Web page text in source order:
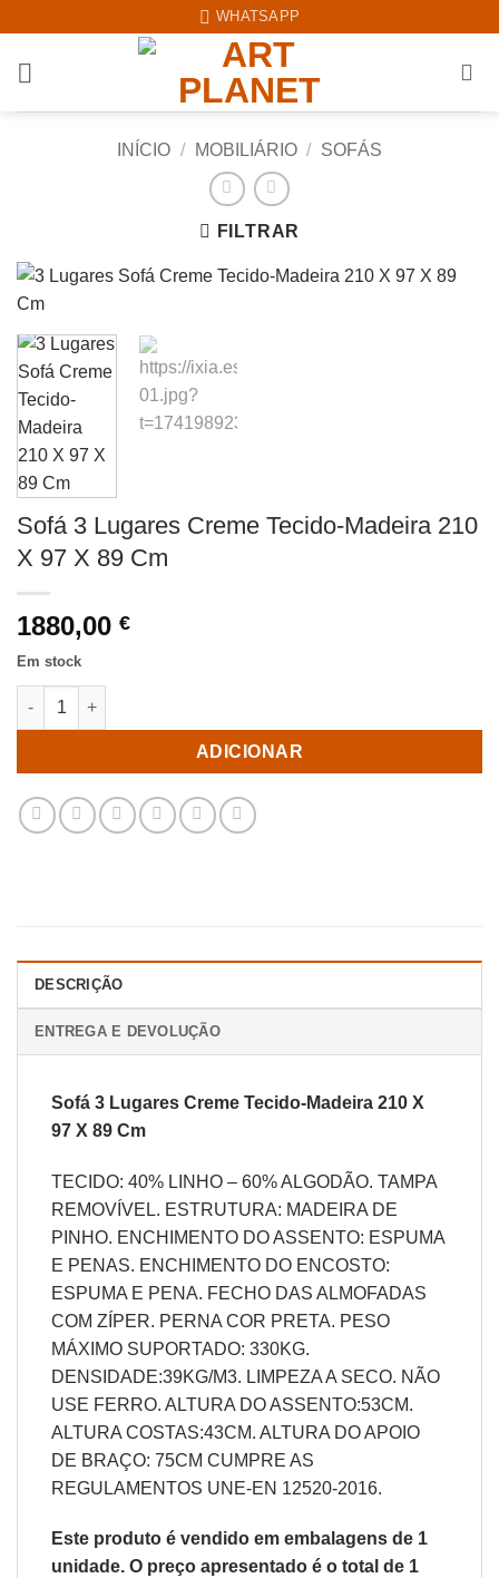
content
WHATSAPP
INÍCIO / MOBILIÁRIO / SOFÁS
FILTRAR
Sofá 3 Lugares Creme Tecido-Madeira 210
X 97 X 89 Cm
1880,00 €
Em stock
Quantidade de Sofá 3 Lugares Creme Tecido-Madeira 210 X 97
ADICIONAR
DESCRIÇÃO
ENTREGA E DEVOLUÇÃO
Sofá 3 Lugares Creme Tecido-Madeira 210 X
97 X 89 Cm
TECIDO: 40% LINHO – 60% ALGODÃO. TAMPA
REMOVÍVEL. ESTRUTURA: MADEIRA DE
PINHO. ENCHIMENTO DO ASSENTO: ESPUMA
E PENAS. ENCHIMENTO DO ENCOSTO:
ESPUMA E PENA. FECHO DAS ALMOFADAS
COM ZÍPER. PERNA COR PRETA. PESO
MÁXIMO SUPORTADO: 330KG.
DENSIDADE:39KG/M3. LIMPEZA A SECO. NÃO
USE FERRO. ALTURA DO ASSENTO:53CM.
ALTURA COSTAS:43CM. ALTURA DO APOIO
DE BRAÇO: 75CM CUMPRE AS
REGULAMENTOS UNE-EN 12520-2016.
Este produto é vendido em embalagens de 1
unidade. O preço apresentado é o total de 1